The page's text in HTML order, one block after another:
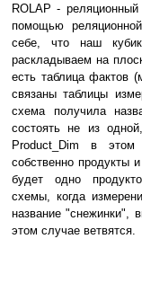
ROLAP -
помощью
себе, что наш
раскладываем на
есть таблица фактов
связаны таблицы
схема получила
состоять не из
Product_Dim в
собственно продукты
будет одно
схемы, когда
название "снежинки",
этом случае ветвятся.